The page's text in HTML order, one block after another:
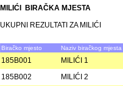
MILIĆI BIRAČKA MJESTA
UKUPNI REZULTATI ZA MILIĆI
Biračko mjesto Naziv biračkog mjesta
185B001
MILIĆI 1
185B002
MILIĆI 2